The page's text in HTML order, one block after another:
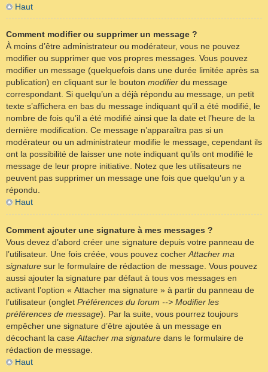
Haut
Comment modifier ou supprimer un message ?
À moins d’être administrateur ou modérateur, vous ne pouvez
modifier ou supprimer que vos propres messages. Vous pouvez
modifier un message (quelquefois dans une durée limitée après sa
publication) en cliquant sur le bouton modifier du message
correspondant. Si quelqu’un a déjà répondu au message, un petit
texte s’affichera en bas du message indiquant qu’il a été modifié, le
nombre de fois qu’il a été modifié ainsi que la date et l’heure de la
dernière modification. Ce message n’apparaîtra pas si un
modérateur ou un administrateur modifie le message, cependant ils
ont la possibilité de laisser une note indiquant qu’ils ont modifié le
message de leur propre initiative. Notez que les utilisateurs ne
peuvent pas supprimer un message une fois que quelqu’un y a
répondu.
Haut
Comment ajouter une signature à mes messages ?
Vous devez d’abord créer une signature depuis votre panneau de
l’utilisateur. Une fois créée, vous pouvez cocher Attacher ma
signature sur le formulaire de rédaction de message. Vous pouvez
aussi ajouter la signature par défaut à tous vos messages en
activant l’option « Attacher ma signature » à partir du panneau de
l’utilisateur (onglet Préférences du forum --> Modifier les
préférences de message). Par la suite, vous pourrez toujours
empêcher une signature d’être ajoutée à un message en
décochant la case Attacher ma signature dans le formulaire de
rédaction de message.
Haut